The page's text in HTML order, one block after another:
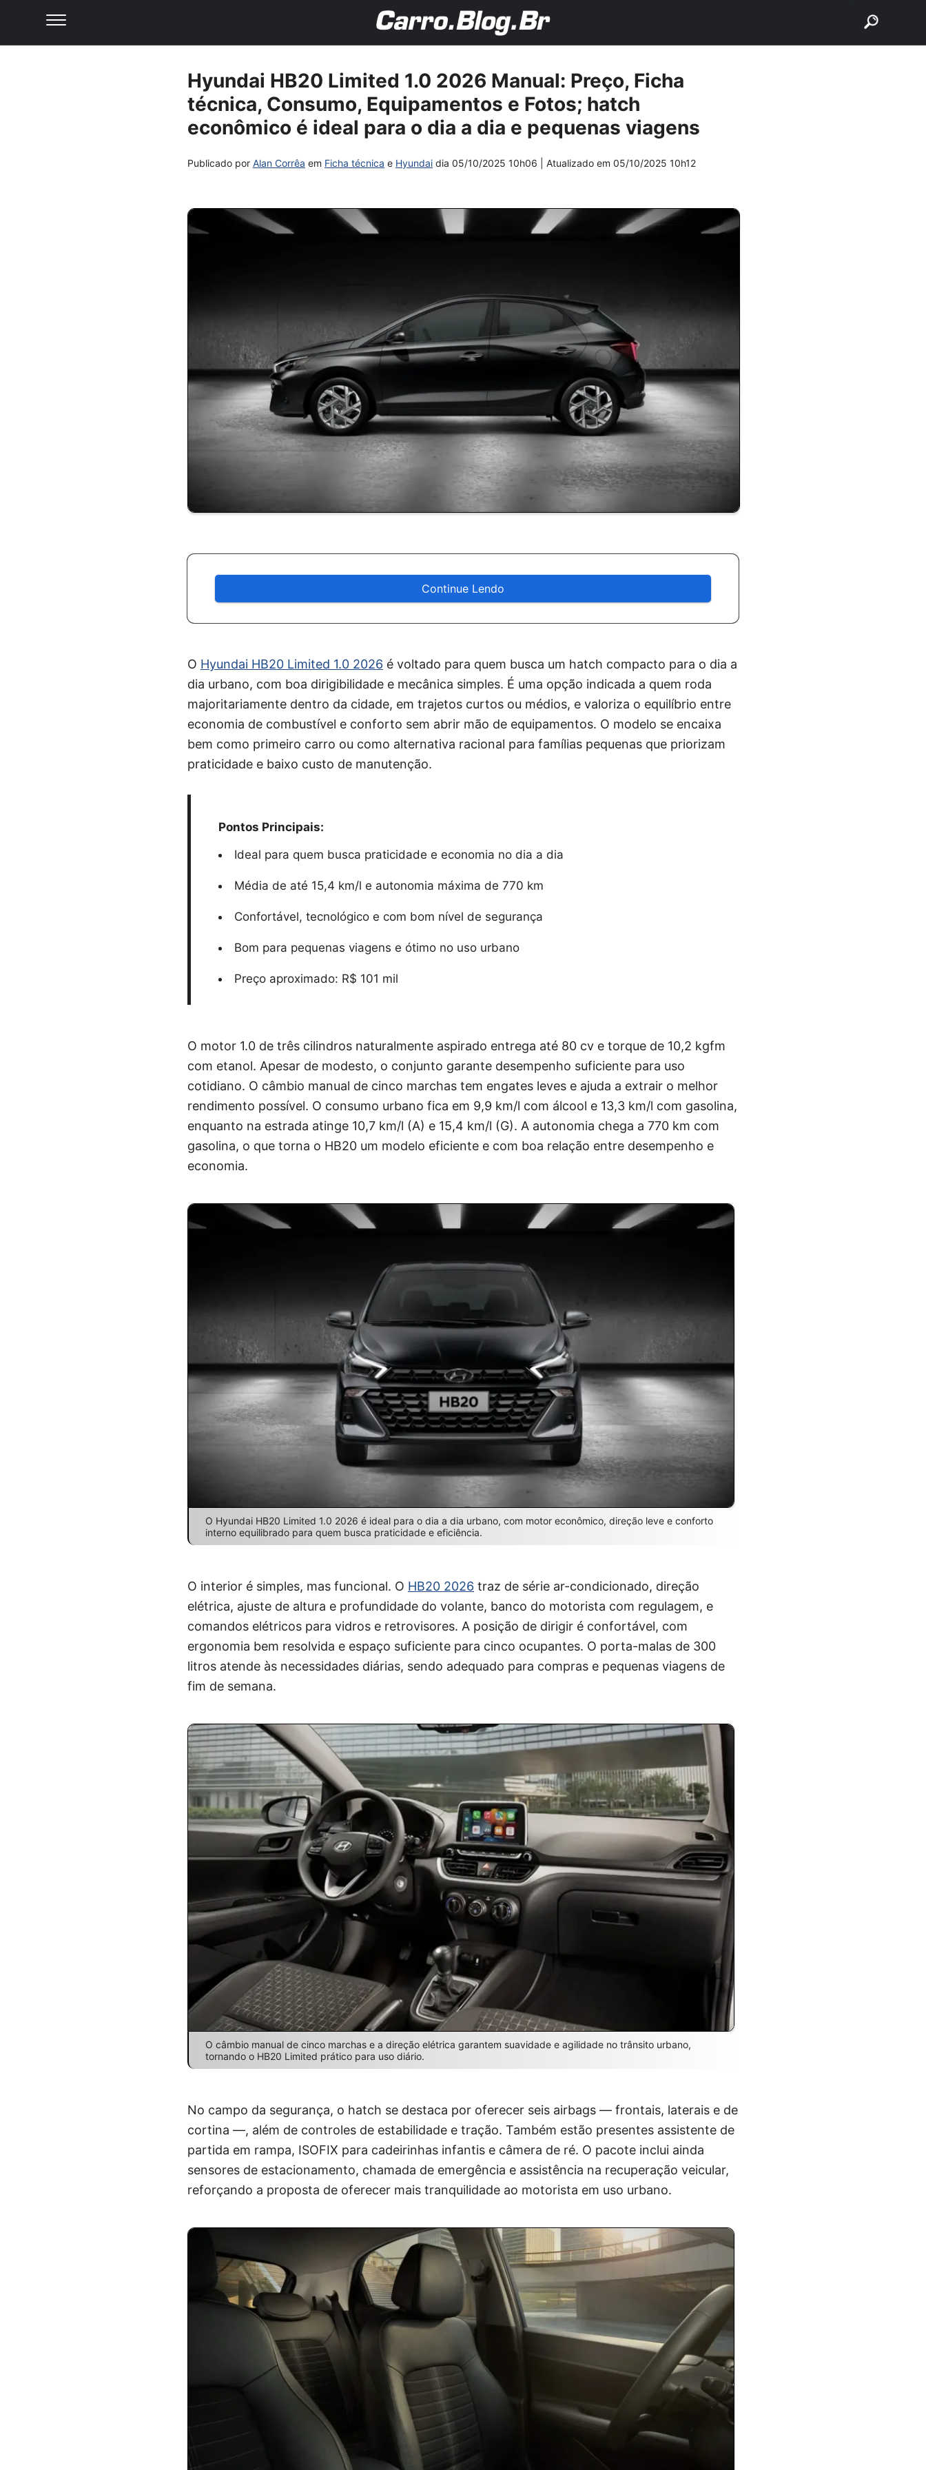
Hyundai HB20 Limited 1.0 2026 Manual: Preço, Ficha
técnica, Consumo, Equipamentos e Fotos; hatch
econômico é ideal para o dia a dia e pequenas viagens
Publicado por Alan Corrêa em Ficha técnica e Hyundai dia 05/10/2025 10h06 | Atualizado em 05/10/2025 10h12
Continue Lendo
O Hyundai HB20 Limited 1.0 2026 é voltado para quem busca um hatch compacto para o dia a
dia urbano, com boa dirigibilidade e mecânica simples. É uma opção indicada a quem roda
majoritariamente dentro da cidade, em trajetos curtos ou médios, e valoriza o equilíbrio entre
economia de combustível e conforto sem abrir mão de equipamentos. O modelo se encaixa
bem como primeiro carro ou como alternativa racional para famílias pequenas que priorizam
praticidade e baixo custo de manutenção.
Pontos Principais:
Ideal para quem busca praticidade e economia no dia a dia
Média de até 15,4 km/l e autonomia máxima de 770 km
Confortável, tecnológico e com bom nível de segurança
Bom para pequenas viagens e ótimo no uso urbano
Preço aproximado: R$ 101 mil
O motor 1.0 de três cilindros naturalmente aspirado entrega até 80 cv e torque de 10,2 kgfm
com etanol. Apesar de modesto, o conjunto garante desempenho suficiente para uso
cotidiano. O câmbio manual de cinco marchas tem engates leves e ajuda a extrair o melhor
rendimento possível. O consumo urbano fica em 9,9 km/l com álcool e 13,3 km/l com gasolina,
enquanto na estrada atinge 10,7 km/l (A) e 15,4 km/l (G). A autonomia chega a 770 km com
gasolina, o que torna o HB20 um modelo eficiente e com boa relação entre desempenho e
economia.
O Hyundai HB20 Limited 1.0 2026 é ideal para o dia a dia urbano, com motor econômico, direção leve e conforto
interno equilibrado para quem busca praticidade e eficiência.
O interior é simples, mas funcional. O HB20 2026 traz de série ar-condicionado, direção
elétrica, ajuste de altura e profundidade do volante, banco do motorista com regulagem, e
comandos elétricos para vidros e retrovisores. A posição de dirigir é confortável, com
ergonomia bem resolvida e espaço suficiente para cinco ocupantes. O porta-malas de 300
litros atende às necessidades diárias, sendo adequado para compras e pequenas viagens de
fim de semana.
O câmbio manual de cinco marchas e a direção elétrica garantem suavidade e agilidade no trânsito urbano,
tornando o HB20 Limited prático para uso diário.
No campo da segurança, o hatch se destaca por oferecer seis airbags — frontais, laterais e de
cortina —, além de controles de estabilidade e tração. Também estão presentes assistente de
partida em rampa, ISOFIX para cadeirinhas infantis e câmera de ré. O pacote inclui ainda
sensores de estacionamento, chamada de emergência e assistência na recuperação veicular,
reforçando a proposta de oferecer mais tranquilidade ao motorista em uso urbano.